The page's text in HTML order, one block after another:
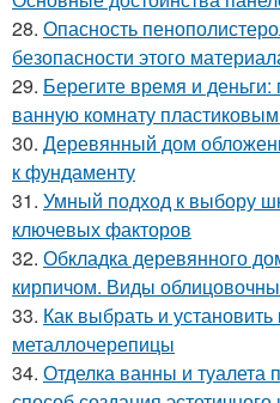
28. Опасность
безопасности этого
29. Берегите время и деньги:
ванную комнату
30. Деревянный дом
к фундаменту
31. Умный подход к выбору
ключевых факторов
32. Обкладка деревянного
кирпичом. Виды
33. Как выбрать и
металлочерепицы
34. Отделка ванны и